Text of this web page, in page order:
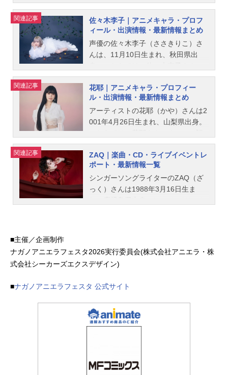
クールED「君よ 気高くあれ」でメ
ジャーデビュー。こちらでは、シユ
イさんのオススメ記事をご紹介！
関連記事
佐々木李子｜アニメキャラ・プロフ
ィール・出演情報・最新情報まとめ
声優の佐々木李子（ささきりこ）さ
んは、11月10日生まれ、秋田県出
プロフィールと関連記事を紹介しま
す。
関連記事
花耶｜アニメキャラ・プロフィー
ル・出演情報・最新情報まとめ
アーティストの花耶（かや）さんは2
001年4月26日生まれ、山梨県出身。
事をご紹介！
関連記事
ZAQ｜楽曲・CD・ライブイベントレ
ポート・最新情報一覧
シンガーソングライターのZAQ（ざ
っく）さんは1988年3月16日生ま
■主催／企画制作
ナガノアニエラフェスタ2026実行委員会(株式会社アニエラ・株
式会社シーカーズエクスデザイン)
■ナガノアニエラフェスタ 公式サイト